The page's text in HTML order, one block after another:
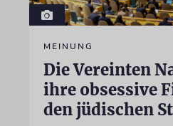
MEINUNG
Die Vereinten
ihre obsessive
den jüdischen